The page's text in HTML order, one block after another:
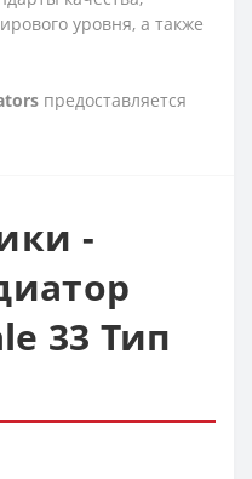
уровня, а также
предоставляется
-
33 Тип